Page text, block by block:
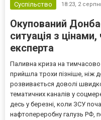
Суспільство 18:23, 2
Окупований
ситуація з
експерта
Паливна криза на тимчасово
прийшла трохи пізніше, ніж
розвивається доволі
тематичних каналів у
десь у березні, коли ЗСУ
нафтопереробну галузь РФ,